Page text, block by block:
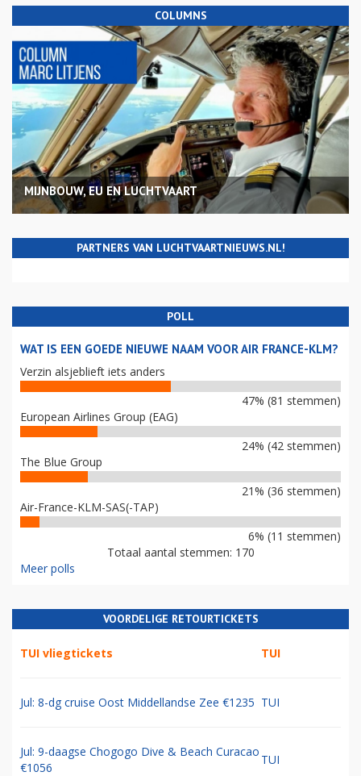
COLUMNS
MIJNBOUW, EU EN LUCHTVAART
PARTNERS VAN LUCHTVAARTNIEUWS.NL!
POLL
WAT IS EEN GOEDE NIEUWE NAAM VOOR AIR FRANCE-KLM?
Verzin alsjeblieft iets anders
47% (81 stemmen)
European Airlines Group (EAG)
24% (42 stemmen)
The Blue Group
21% (36 stemmen)
Air-France-KLM-SAS(-TAP)
6% (11 stemmen)
Totaal aantal stemmen: 170
Meer polls
VOORDELIGE RETOURTICKETS
TUI vliegtickets TUI
Jul: 8-dg cruise Oost Middellandse Zee €1235 TUI
Jul: 9-daagse Chogogo Dive & Beach Curacao
€1056
TUI